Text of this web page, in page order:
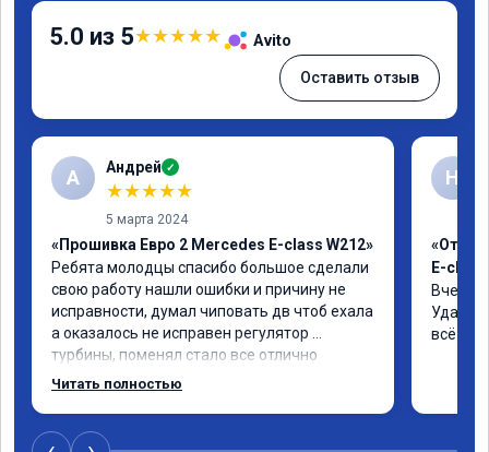
5.0 из 5★★★★★ Avito
Оставить отзыв
А Андрей ✓
★★★★★
5 марта 2024
«Прошивка Евро 2 Mercedes E-class W212»
Ребята молодцы спасибо большое сделали
свою работу нашли ошибки и причину не
исправности, думал чиповать дв чтоб ехала
а оказалось не исправен регулятор
турбины, поменял стало все отлично
Читать полностью
Н
E-class
Вчера
всё